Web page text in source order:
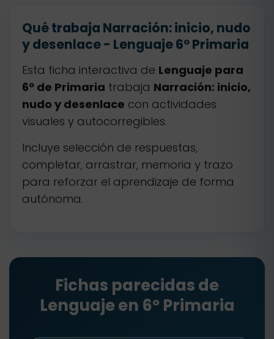
Qué trabaja Narración: inicio, nudo
y desenlace - Lenguaje 6º Primaria
Esta ficha interactiva de Lenguaje para
6º de Primaria trabaja Narración: inicio,
nudo y desenlace con actividades
visuales y autocorregibles.
Incluye selección de respuestas,
completar, arrastrar, memoria y trazo
para reforzar el aprendizaje de forma
autónoma.
Fichas parecidas de
Lenguaje en 6º Primaria